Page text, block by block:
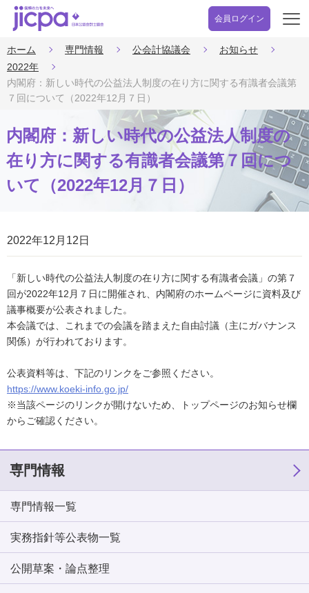
会員ログイン
開
ホーム 専門情報 公会計協議会
お知らせ
2022年
内閣府：新しい時代の公益法人制度の在り方に関する有識者会議第
７回について（2022年12月７日）
内閣府：新しい時代の公益法人制度の
在り方に関する有識者会議第７回につ
いて（2022年12月７日）
2022年12月12日
「新しい時代の公益法人制度の在り方に関する有識者会議」の第７
回が2022年12月７日に開催され、内閣府のホームページに資料及び
議事概要が公表されました。
本会議では、これまでの会議を踏まえた自由討議（主にガバナンス
関係）が行われております。
公表資料等は、下記のリンクをご参照ください。
https://www.koeki-info.go.jp/
※当該ページのリンクが開けないため、トップページのお知らせ欄
からご確認ください。
専門情報
専門情報一覧
実務指針等公表物一覧
公開草案・論点整理